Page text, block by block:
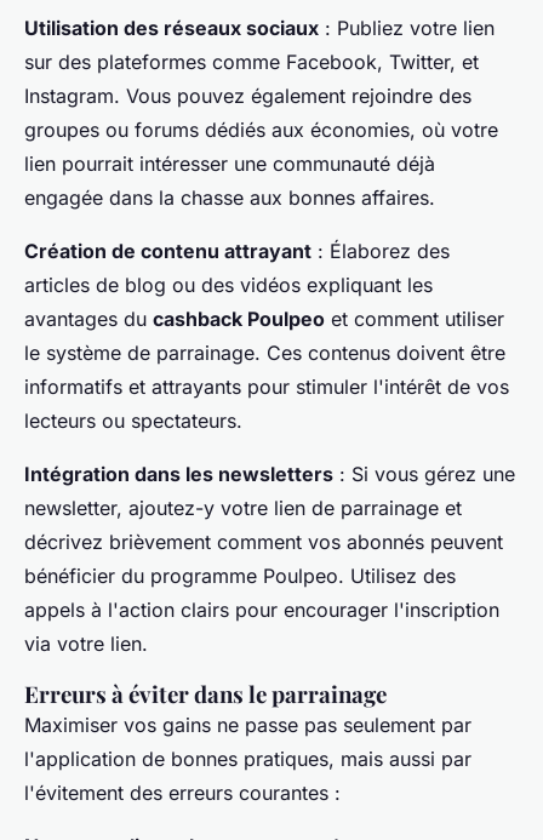
Utilisation des réseaux sociaux : Publiez votre lien
sur des plateformes comme Facebook, Twitter, et
Instagram. Vous pouvez également rejoindre des
groupes ou forums dédiés aux économies, où votre
lien pourrait intéresser une communauté déjà
engagée dans la chasse aux bonnes affaires.
Création de contenu attrayant : Élaborez des
articles de blog ou des vidéos expliquant les
avantages du cashback Poulpeo et comment utiliser
le système de parrainage. Ces contenus doivent être
informatifs et attrayants pour stimuler l'intérêt de vos
lecteurs ou spectateurs.
Intégration dans les newsletters : Si vous gérez une
newsletter, ajoutez-y votre lien de parrainage et
décrivez brièvement comment vos abonnés peuvent
bénéficier du programme Poulpeo. Utilisez des
appels à l'action clairs pour encourager l'inscription
via votre lien.
Erreurs à éviter dans le parrainage
Maximiser vos gains ne passe pas seulement par
l'application de bonnes pratiques, mais aussi par
l'évitement des erreurs courantes :